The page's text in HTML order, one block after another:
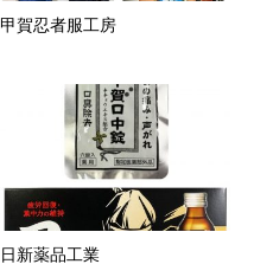
甲賀忍者服工房
日新薬品工業